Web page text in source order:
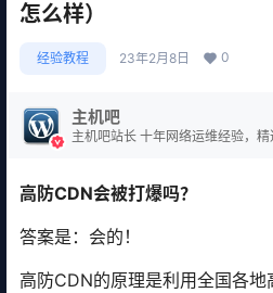
怎么样）
经验教程 23年2月8日 0
主机吧
主机吧站长 十年网络运维经验，精通安
高防CDN会被打爆吗？
答案是：会的！
高防CDN的原理是利用全国各